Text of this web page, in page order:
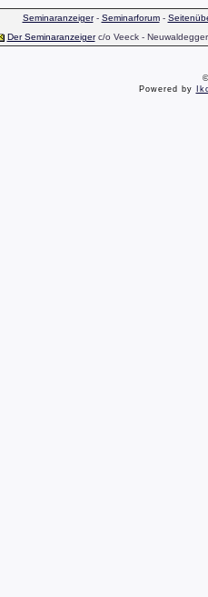
Seminaranzeiger- Seminarforum-
Der Seminaranzeigerc/o Veeck -
Powered by